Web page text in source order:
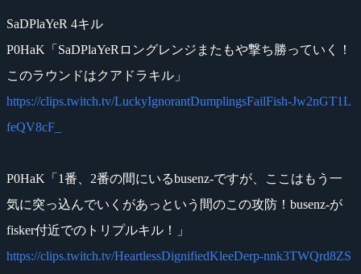
SaDPlaYeR 4キル
P0HaK「SaDPlaYeRロングレンジまたもや撃ち勝っていく！
このラウンドはクアドラキル」
https://clips.twitch.tv/LuckyIgnorantDumplingsFailFish-Jw2nGT1L
feQV8cF_
P0HaK「1番、2番の間にいるbusenz-ですが、ここはもう一
気に突っ込んでいくがあっという間のこの攻防！busenz-が
fisker付近でのトリプルキル！」
https://clips.twitch.tv/HeartlessDignifiedKleeDerp-nnk3TWQrd8ZS